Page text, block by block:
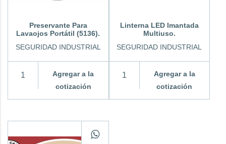
Preservante Para
Lavaojos Portátil (5136).
SEGURIDAD INDUSTRIAL
Agregar a la
cotización
Linterna LED Imantada
Multiuso.
SEGURIDAD INDUSTRIAL
Agregar a la
cotización